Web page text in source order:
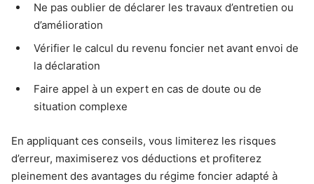
Ne pas oublier de déclarer les travaux d’entretien ou
d’amélioration
Vérifier le calcul du revenu foncier net avant envoi de
la déclaration
Faire appel à un expert en cas de doute ou de
situation complexe
En appliquant ces conseils, vous limiterez les risques
d’erreur, maximiserez vos déductions et profiterez
pleinement des avantages du régime foncier adapté à